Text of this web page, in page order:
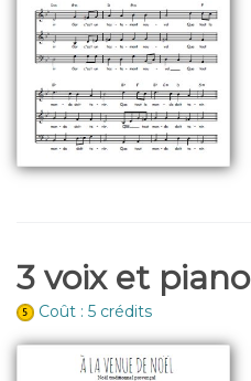
3 voix et piano
Coût : 5 crédits